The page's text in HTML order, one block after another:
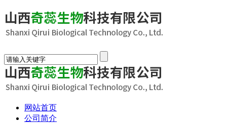
网站首页
公司简介